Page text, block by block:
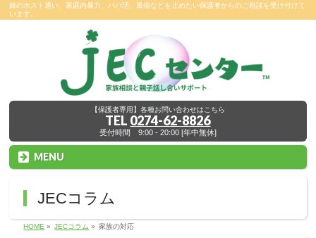
娘のホスト通い、家庭内暴力、パパ活、風俗などを止めたい保護者からのご相談を受け付けて
います。
【保護者専用】各種お問い合わせはこちら
TEL 0274-62-8826
受付時間 9:00 - 20:00 [年中無休]
MENU
JECコラム
HOME » JECコラム » 家族の対応